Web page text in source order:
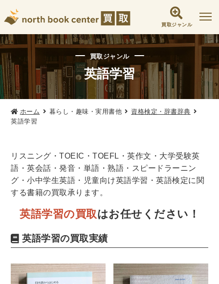
買取ジャンル
社会学書・人文書籍関係
哲学書・心理学・思想書
他哲学書 倫理学・道徳 宗教書
心理学
文化人類学・民俗学
東洋哲学
東洋思想
現象学
西洋哲学 言語学 論理学
女性学 政治 法律学
環境・エコロジー
社会学
福祉 ・NGO・NPO
軍事・外交・国際関係
世界史 他歴史地理学
地図・地理・地域研究
日本史
考古学書
ビジネス書
マーケティング・セールス
買取ジャンル
英語学習
ホーム 暮らし・趣味・実用書他
資格検定・辞書辞典
英語学習
リスニング・TOEIC・TOEFL・英作文・大学受験英
語・英会話・発音・単語・熟語・スピードラーニン
グ・小中学生英語・児童向け英語学習・英語検定に関
する書籍の買取承ります。
英語学習の買取はお任せください！
英語学習の買取実績